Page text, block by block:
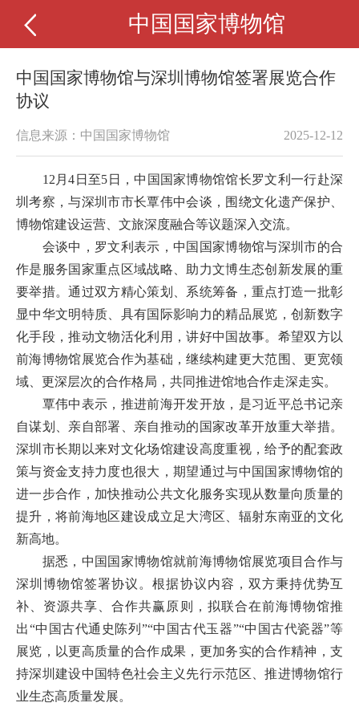
中国国家博物馆
中国国家博物馆与深圳博物馆签署展览合作
协议
信息来源：中国国家博物馆 2025-12-12
12月4日至5日，中国国家博物馆馆长罗文利一行赴深
圳考察，与深圳市市长覃伟中会谈，围绕文化遗产保护、
博物馆建设运营、文旅深度融合等议题深入交流。
会谈中，罗文利表示， 中国国家博物馆与深圳市的合
作是服务国家重点区域战略、助力文博生态创新发展的重
要举措。通过双方精心策划、系统筹备，重点打造一批彰
显中华文明特质、具有国际影响力的精品展览，创新数字
化手段，推动文物活化利用，讲好中国故事。希望双方以
前海博物馆展览合作为基础，继续构建更大范围、更宽领
域、更深层次的合作格局，共同推进馆地合作走深走实。
覃伟中表示，推进前海开发开放，是习近平总书记亲
自谋划、亲自部署、亲自推动的国家改革开放重大举措。
深圳市长期以来对文化场馆建设高度重视，给予的配套政
策与资金支持力度也很大，期望通过与中国国家博物馆的
进一步合作，加快推动公共文化服务实现从数量向质量的
提升，将前海地区建设成立足大湾区、辐射东南亚的文化
新高地。
据悉， 中国国家博物馆就前海博物馆展览项目合作与
深圳博物馆签署协议。根据协议内容，双方秉持优势互
补、资源共享、合作共赢原则，拟联合在前海博物馆推
出“中国古代通史陈列”“中国古代玉器”“中国古代瓷器”等
展览，以更高质量的合作成果，更加务实的合作精神，支
持深圳建设中国特色社会主义先行示范区、推进博物馆行
业生态高质量发展。